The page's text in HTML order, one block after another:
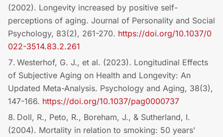
(2002). Longevity increased by positive self-
perceptions of aging. Journal of Personality and Social
Psychology, 83(2), 261-270. https://doi.org/10.1037/0
022-3514.83.2.261
Westerhof, G. J., et al. (2023). Longitudinal Effects
of Subjective Aging on Health and Longevity: An
Updated Meta-Analysis. Psychology and Aging, 38(3),
147-166. https://doi.org/10.1037/pag0000737
Doll, R., Peto, R., Boreham, J., & Sutherland, I.
(2004). Mortality in relation to smoking: 50 years'